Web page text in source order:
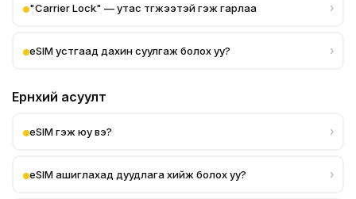
"Carrier Lock" — утас түгжээтэй гэж гарлаа ›
eSIM устгаад дахин суулгаж болох уу? ›
Ерөнхий асуулт
eSIM гэж юу вэ? ›
eSIM ашиглахад дуудлага хийж болох уу? ›